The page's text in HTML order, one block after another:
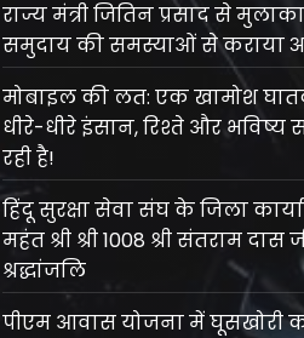
राज्य मंत्री जितिन प्रसाद से
समुदाय की समस्याओं से कराया
मोबाइल की लत: एक खामोश
धीरे-धीरे इंसान, रिश्ते और
रही है!
हिंदू सुरक्षा सेवा संघ के जिला
महंत श्री श्री 1008 श्री संतराम दास
श्रद्धांजलि
पीएम आवास योजना में घूसखोरी